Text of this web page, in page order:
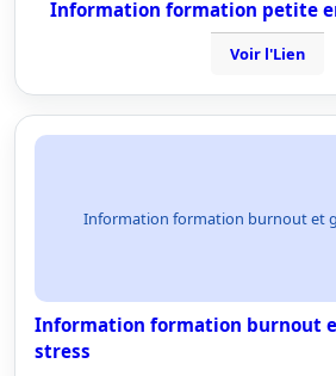
Information formation petite
Voir l'Lien
Information formation burnout et
Information formation burnout
stress